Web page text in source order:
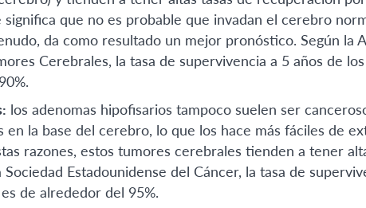
que no es probable que invadan el cerebro
da como resultado un mejor pronóstico. Según la
Cerebrales, la tasa de supervivencia a 5 años de
los adenomas hipofisarios tampoco suelen ser
en la base del cerebro, lo que los hace más fáciles de
razones, estos tumores cerebrales tienden a tener
Estadounidense del Cáncer, la tasa de
de alrededor del 95%.